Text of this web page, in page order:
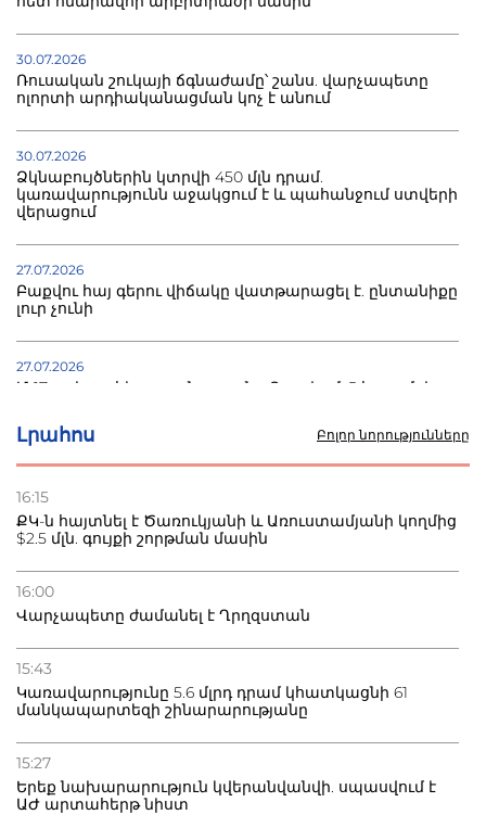
Լրահոս Բոլոր նորությունները
16:15
ՔԿ-ն հայտնել է Ծառուկյանի և Առուստամյանի կողմից
$2.5 մլն. գույքի շորթման մասին
16:00
Վարչապետը ժամանել է Ղրղզստան
15:43
Կառավարությունը 5.6 մլրդ դրամ կհատկացնի 61
մանկապարտեզի շինարարությանը
15:27
Երեք նախարարություն կվերանվանվի. սպասվում է
ԱԺ արտահերթ նիստ
30.07.2026
Ռուսական շուկայի ճգնաժամը՝ շանս. վարչապետը
ոլորտի արդիականացման կոչ է անում
30.07.2026
Ձկնաբույծներին կտրվի 450 մլն դրամ.
կառավարությունն աջակցում է և պահանջում ստվերի
վերացում
27.07.2026
Բաքվու հայ գերու վիճակը վատթարացել է. ընտանիքը
լուր չունի
27.07.2026
Մ-17 աշխարհի առաջնությունը Բաքվում. 5 հայ ըմբիշ
22.07.2026
տուժածներ կան
բնակվել Ռուսաստանում
Բաքվի բանտից գեներալ Մանուկյանը դիմել է
Փաշինյանին